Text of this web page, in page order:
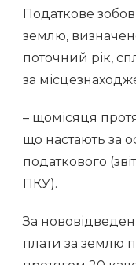
Податкове
землю,
поточний рік,
за
– щомісяця
що настають за
податкового
ПКУ).
За
плати за землю